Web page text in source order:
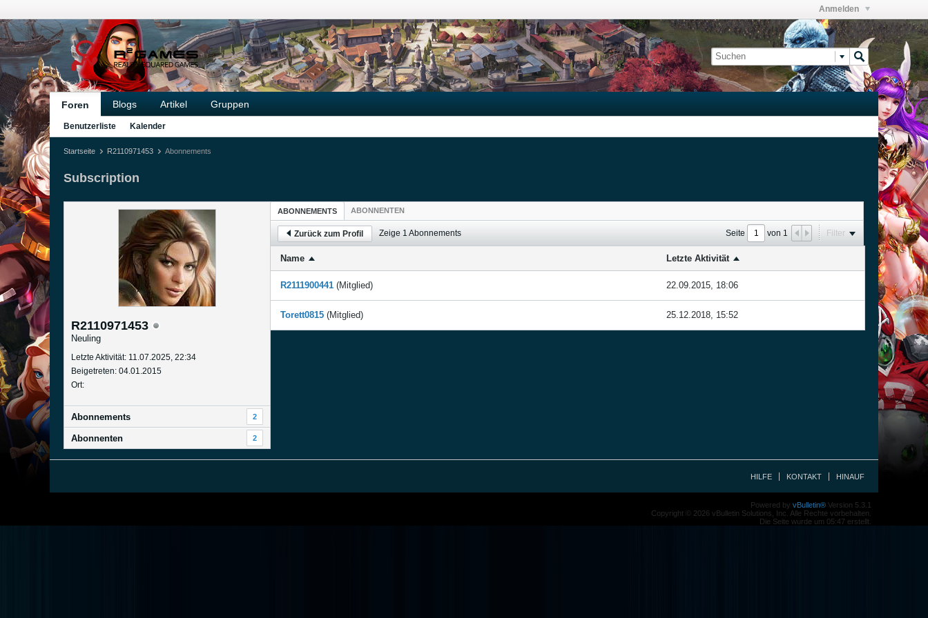
Anmelden
Foren Blogs Artikel Gruppen
Benutzerliste Kalender
Startseite R2110971453 Abonnements
Subscription
R2110971453
Neuling
Letzte Aktivität: 11.07.2025, 22:34
Beigetreten: 04.01.2015
Ort:
Abonnements 2
Abonnenten 2
ABONNEMENTS ABONNENTEN
Zurück zum Profil Zeige 1Abonnements Seite von 1 Filter
Name Letzte Aktivität
R2111900441 (Mitglied) 22.09.2015, 18:06
Torett0815 (Mitglied) 25.12.2018, 15:52
HILFE KONTAKT HINAUF
Powered by vBulletin® Version 5.3.1
Copyright © 2026 vBulletin Solutions, Inc. Alle Rechte vorbehalten.
Die Seite wurde um 05:47 erstellt.